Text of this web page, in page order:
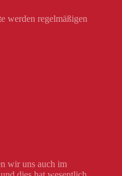
werden regelmäßigen
wir uns auch im